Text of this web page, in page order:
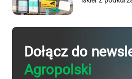
Dołącz do
Agropolski